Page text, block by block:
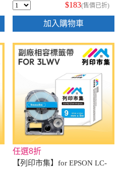
$183(售價已折)
加入購物車
任選8折
【列印市集】for EPSON LC-